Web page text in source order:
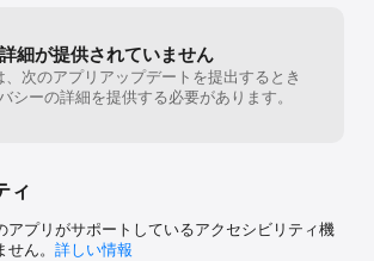
トールする際には、個人情報の登録は必要ござ
ス利用の際にご確認のうえ、情報を入力してく
詳細が提供されていません
、次のアプリアップデートを提出するとき
シーの詳細を提供する必要があります。
ィ
アプリがサポートしているアクセシビリティ機
ん。 詳しい情報